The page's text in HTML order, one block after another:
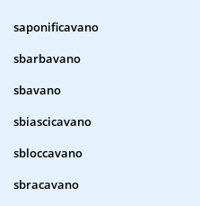
saponificavano
sbarbavano
sbavano
sbiascicavano
sbloccavano
sbracavano